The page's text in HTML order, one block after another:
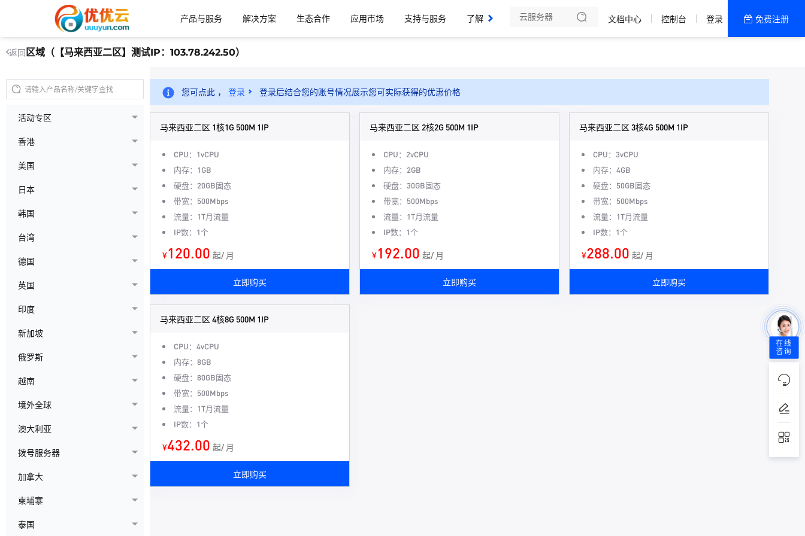
产品与服务 解决方案 生态合作 应用市场 支持与服务
了解我们
文档中心 控制台 登录 免费注册
返回 区域（【马来西亚二区】测试IP：103.78.242.50）
活动专区
香港
美国
日本
韩国
台湾
德国
英国
印度
新加坡
俄罗斯
越南
境外全球
澳大利亚
拨号服务器
加拿大
柬埔寨
泰国
您可点此 ， 登录 登录后结合您的账号情况展示您可实际获得的优惠价格
马来西亚二区 1核1G 500M 1IP
CPU：1vCPU
内存：1GB
硬盘：20GB固态
带宽：500Mbps
流量：1T月流量
IP数：1个
¥120.00 起/ 月
立即购买
马来西亚二区 2核2G 500M 1IP
CPU：2vCPU
内存：2GB
硬盘：30GB固态
带宽：500Mbps
流量：1T月流量
IP数：1个
¥192.00 起/ 月
立即购买
马来西亚二区 3核4G 500M 1IP
CPU：3vCPU
内存：4GB
硬盘：50GB固态
带宽：500Mbps
流量：1T月流量
IP数：1个
¥288.00 起/ 月
立即购买
马来西亚二区 4核8G 500M 1IP
CPU：4vCPU
内存：8GB
硬盘：80GB固态
带宽：500Mbps
流量：1T月流量
IP数：1个
¥432.00 起/ 月
立即购买
在线
咨询